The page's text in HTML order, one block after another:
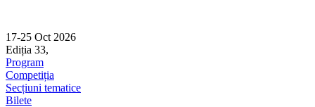
content
17-25 Oct 2026
Ediția 33,
Program
Competiția
Secțiuni tematice
Bilete